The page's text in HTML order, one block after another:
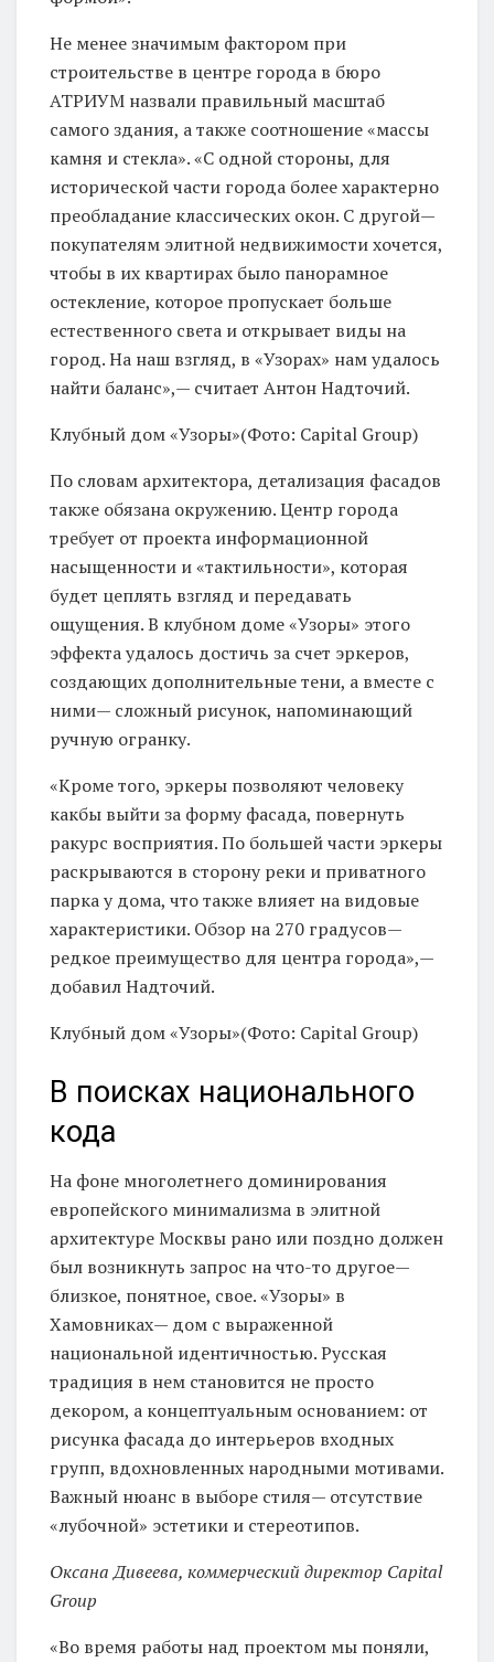
Не менее значимым фактором при
строительстве в центре города в бюро
АТРИУМ назвали правильный масштаб
самого здания, а также соотношение «массы
камня и стекла». «С одной стороны, для
исторической части города более характерно
преобладание классических окон. С другой—
покупателям элитной недвижимости хочется,
чтобы в их квартирах было панорамное
остекление, которое пропускает больше
естественного света и открывает виды на
город. На наш взгляд, в «Узорах» нам удалось
найти баланс»,— считает Антон Надточий.
Клубный дом «Узоры»(Фото: Capital Group)
По словам архитектора, детализация фасадов
также обязана окружению. Центр города
требует от проекта информационной
насыщенности и «тактильности», которая
будет цеплять взгляд и передавать
ощущения. В клубном доме «Узоры» этого
эффекта удалось достичь за счет эркеров,
создающих дополнительные тени, а вместе с
ними— сложный рисунок, напоминающий
ручную огранку.
«Кроме того, эркеры позволяют человеку
какбы выйти за форму фасада, повернуть
ракурс восприятия. По большей части эркеры
раскрываются в сторону реки и приватного
парка у дома, что также влияет на видовые
характеристики. Обзор на 270 градусов—
редкое преимущество для центра города»,—
добавил Надточий.
Клубный дом «Узоры»(Фото: Capital Group)
В поисках национального
кода
На фоне многолетнего доминирования
европейского минимализма в элитной
архитектуре Москвы рано или поздно должен
был возникнуть запрос на что-то другое—
близкое, понятное, свое. «Узоры» в
Хамовниках— дом с выраженной
национальной идентичностью. Русская
традиция в нем становится не просто
декором, а концептуальным основанием: от
рисунка фасада до интерьеров входных
групп, вдохновленных народными мотивами.
Важный нюанс в выборе стиля— отсутствие
«лубочной» эстетики и стереотипов.
Оксана Дивеева, коммерческий директор Capital
Group
«Во время работы над проектом мы поняли,